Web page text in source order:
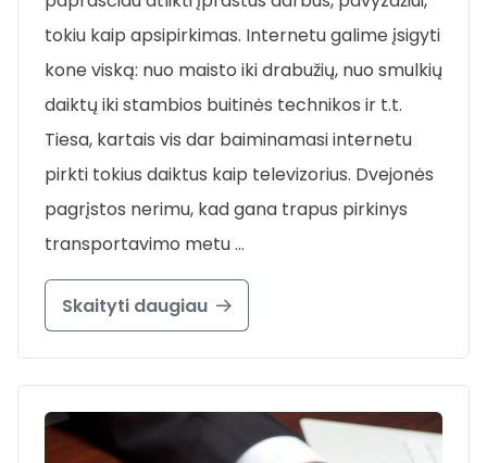
tokiu kaip apsipirkimas. Internetu galime įsigyti
kone viską: nuo maisto iki drabužių, nuo smulkių
daiktų iki stambios buitinės technikos ir t.t.
Tiesa, kartais vis dar baiminamasi internetu
pirkti tokius daiktus kaip televizorius. Dvejonės
pagrįstos nerimu, kad gana trapus pirkinys
transportavimo metu …
Skaityti daugiau